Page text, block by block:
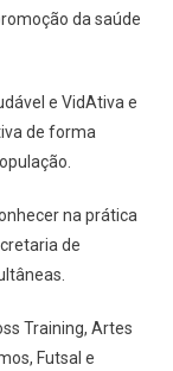
No
De
Maio
da saúde
e VidAtiva e
de forma
na prática
de
Training, Artes
Futsal e